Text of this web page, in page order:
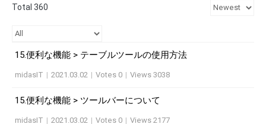
Total 360
15.便利な機能 > テーブルツールの使用方法
midasIT | 2021.03.02 | Votes 0 | Views 3038
15.便利な機能 > ツールバーについて
midasIT | 2021.03.02 | Votes 0 | Views 2177